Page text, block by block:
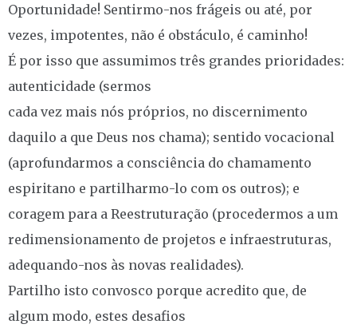
Oportunidade! Sentirmo-nos frágeis ou até, por
vezes, impotentes, não é obstáculo, é caminho!
É por isso que assumimos três grandes prioridades:
autenticidade (sermos
cada vez mais nós próprios, no discernimento
daquilo a que Deus nos chama); sentido vocacional
(aprofundarmos a consciência do chamamento
espiritano e partilharmo-lo com os outros); e
coragem para a Reestruturação (procedermos a um
redimensionamento de projetos e infraestruturas,
adequando-nos às novas realidades).
Partilho isto convosco porque acredito que, de
algum modo, estes desafios